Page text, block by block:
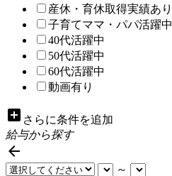
産休・育休取得実績あり
子育てママ・パパ活躍中
40代活躍中
50代活躍中
60代活躍中
動画有り
add_box さらに条件を追加
給与から探す

～